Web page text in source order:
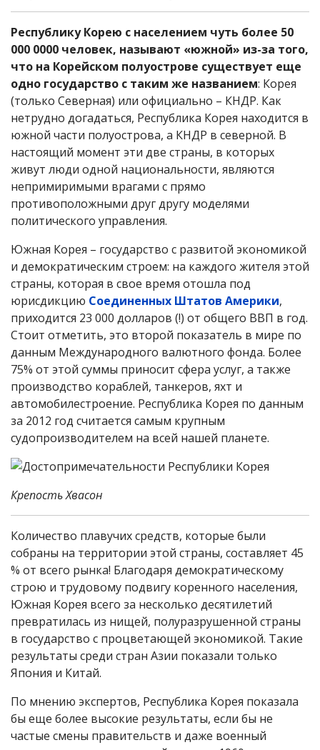
Республику Корею с населением чуть более 50
000 0000 человек, называют «южной» из-за того,
что на Корейском полуострове существует еще
одно государство с таким же названием: Корея
(только Северная) или официально – КНДР. Как
нетрудно догадаться, Республика Корея находится в
южной части полуострова, а КНДР в северной. В
настоящий момент эти две страны, в которых
живут люди одной национальности, являются
непримиримыми врагами с прямо
противоположными друг другу моделями
политического управления.
Южная Корея – государство с развитой экономикой
и демократическим строем: на каждого жителя этой
страны, которая в свое время отошла под
юрисдикцию Соединенных Штатов Америки,
приходится 23 000 долларов (!) от общего ВВП в год.
Стоит отметить, это второй показатель в мире по
данным Международного валютного фонда. Более
75% от этой суммы приносит сфера услуг, а также
производство кораблей, танкеров, яхт и
автомобилестроение. Республика Корея по данным
за 2012 год считается самым крупным
судопроизводителем на всей нашей планете.
Крепость Хвасон
Количество плавучих средств, которые были
собраны на территории этой страны, составляет 45
% от всего рынка! Благодаря демократическому
строю и трудовому подвигу коренного населения,
Южная Корея всего за несколько десятилетий
превратилась из нищей, полуразрушенной страны
в государство с процветающей экономикой. Такие
результаты среди стран Азии показали только
Япония и Китай.
По мнению экспертов, Республика Корея показала
бы еще более высокие результаты, если бы не
частые смены правительств и даже военный